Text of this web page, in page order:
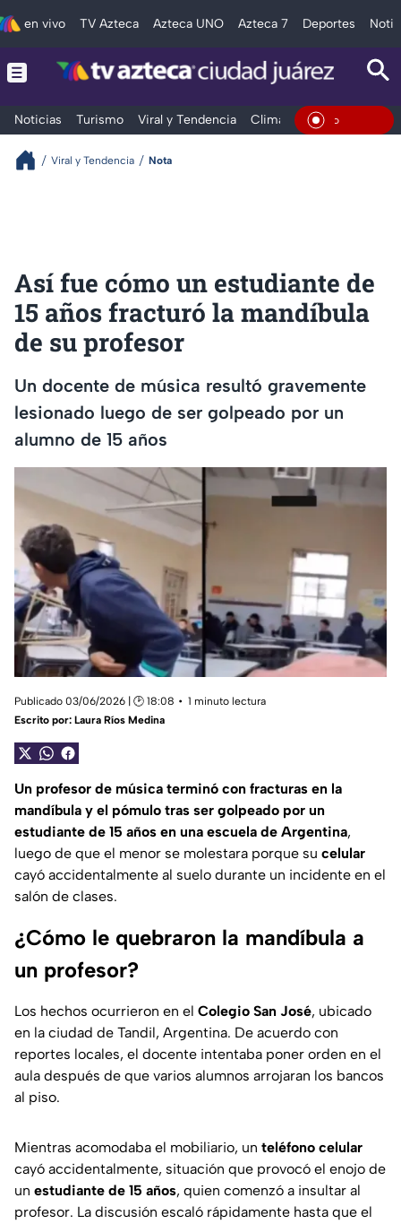
en vivo TV Azteca Azteca UNO Azteca 7 Deportes
Noticias Turismo Viral y Tendencia Clima Deportes En Vivo
Viral y Tendencia Nota
Así fue cómo un estudiante de
15 años fracturó la mandíbula
de su profesor
Un docente de música resultó gravemente
lesionado luego de ser golpeado por un
alumno de 15 años
Publicado 03/06/2026 | 🕑 18:08
1 minuto lectura
Escrito por: Laura Ríos Medina
Un profesor de música terminó con fracturas en la
mandíbula y el pómulo tras ser golpeado por un
estudiante de 15 años en una escuela de Argentina,
luego de que el menor se molestara porque su celular
cayó accidentalmente al suelo durante un incidente en el
salón de clases.
¿Cómo le quebraron la mandíbula a
un profesor?
Los hechos ocurrieron en el Colegio San José, ubicado
en la ciudad de Tandil, Argentina. De acuerdo con
reportes locales, el docente intentaba poner orden en el
aula después de que varios alumnos arrojaran los bancos
al piso.
Mientras acomodaba el mobiliario, un teléfono celular
cayó accidentalmente, situación que provocó el enojo de
un estudiante de 15 años, quien comenzó a insultar al
profesor. La discusión escaló rápidamente hasta que el